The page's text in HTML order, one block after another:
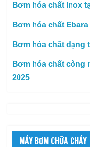
Bơm hóa chất Inox
Bơm hóa chất
Bơm hóa chất dạng
Bơm hóa chất công
2025
MÁY BƠM CHỮA CHÁY